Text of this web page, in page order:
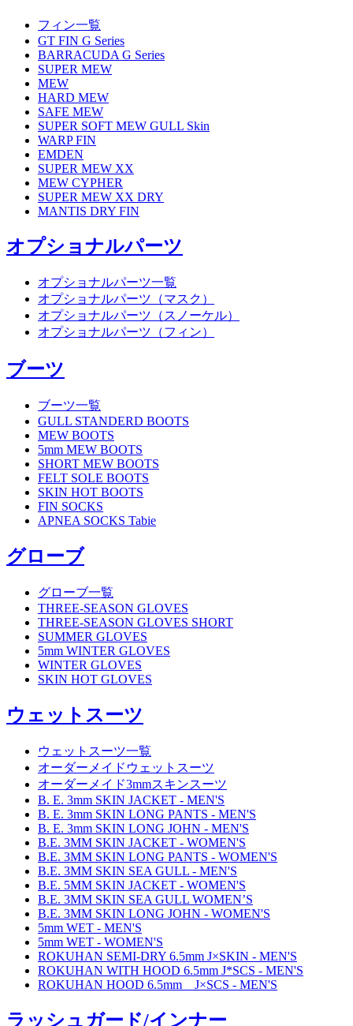
フィン一覧
GT FIN G Series
BARRACUDA G Series
SUPER MEW
MEW
HARD MEW
SAFE MEW
SUPER SOFT MEW GULL Skin
WARP FIN
EMDEN
SUPER MEW XX
MEW CYPHER
SUPER MEW XX DRY
MANTIS DRY FIN
オプショナルパーツ
オプショナルパーツ一覧
オプショナルパーツ（マスク）
オプショナルパーツ（スノーケル）
オプショナルパーツ（フィン）
ブーツ
ブーツ一覧
GULL STANDERD BOOTS
MEW BOOTS
5mm MEW BOOTS
SHORT MEW BOOTS
FELT SOLE BOOTS
SKIN HOT BOOTS
FIN SOCKS
APNEA SOCKS Tabie
グローブ
グローブ一覧
THREE-SEASON GLOVES
THREE-SEASON GLOVES SHORT
SUMMER GLOVES
5mm WINTER GLOVES
WINTER GLOVES
SKIN HOT GLOVES
ウェットスーツ
ウェットスーツ一覧
オーダーメイドウェットスーツ
オーダーメイド3mmスキンスーツ
B. E. 3mm SKIN JACKET - MEN'S
B. E. 3mm SKIN LONG PANTS - MEN'S
B. E. 3mm SKIN LONG JOHN - MEN'S
B.E. 3MM SKIN JACKET - WOMEN'S
B.E. 3MM SKIN LONG PANTS - WOMEN'S
B.E. 3MM SKIN SEA GULL - MEN'S
B.E. 5MM SKIN JACKET - WOMEN'S
B.E. 3MM SKIN SEA GULL WOMEN’S
B.E. 3MM SKIN LONG JOHN - WOMEN'S
5mm WET - MEN'S
5mm WET - WOMEN'S
ROKUHAN SEMI-DRY 6.5mm J×SKIN - MEN'S
ROKUHAN WITH HOOD 6.5mm J*SCS - MEN'S
ROKUHAN HOOD 6.5mm J×SCS - MEN'S
ラッシュガード/インナー